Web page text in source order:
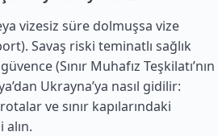
vizesiz süre dolmuşsa vize
Savaş riski teminatlı sağlık
güvence (Sınır Muhafız Teşkilatı’nın
Ukrayna’ya nasıl gidilir:
ve sınır kapılarındaki